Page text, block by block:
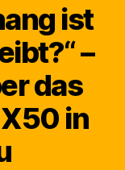
ist
–
das
in